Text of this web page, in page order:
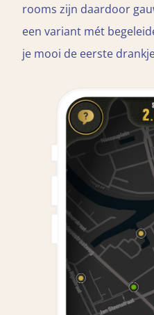
rooms zijn daardoor
een variant mét
je mooi de eerste